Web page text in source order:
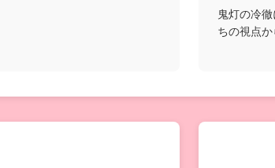
鬼灯の冷
ちの視点